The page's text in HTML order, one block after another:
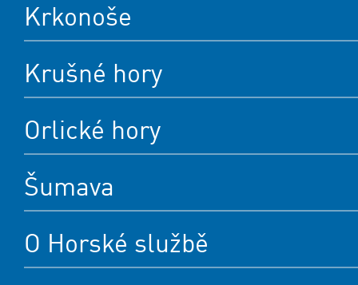
Krkonoše
Krušné hory
Orlické hory
Šumava
O Horské službě